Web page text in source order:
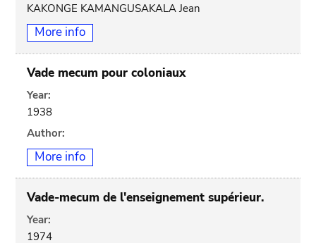
KAKONGE KAMANGUSAKALA Jean
More info
Vade mecum pour coloniaux
Year:
1938
Author:
More info
Vade-mecum de l'enseignement supérieur.
Year:
1974